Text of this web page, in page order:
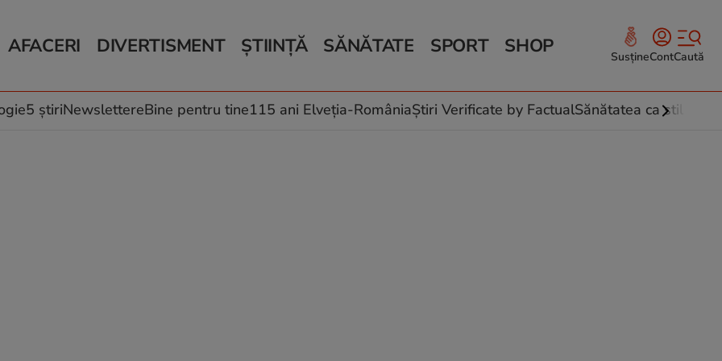
AFACERI
Auto
Locuri de muncă
DIVERTISMENT
Horoscop
Muzică și Filme
ȘTIINȚĂ
Schimbări climatice
SĂNĂTATE
Relații
Rețete culinare
SPORT SHOP SusțineContCaută
5 știriNewslettereBine pentru tine115 ani Elveția-RomâniaȘtiri Verificate by FactualSănătatea ca stil de